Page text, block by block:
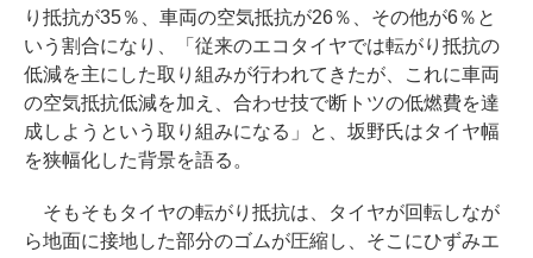
り抵抗が35％、車両の空気抵抗が26％、その他が6％と
いう割合になり、「従来のエコタイヤでは転がり抵抗の
低減を主にした取り組みが行われてきたが、これに車両
の空気抵抗低減を加え、合わせ技で断トツの低燃費を達
成しようという取り組みになる」と、坂野氏はタイヤ幅
を狭幅化した背景を語る。
そもそもタイヤの転がり抵抗は、タイヤが回転しなが
ら地面に接地した部分のゴムが圧縮し、そこにひずみエ